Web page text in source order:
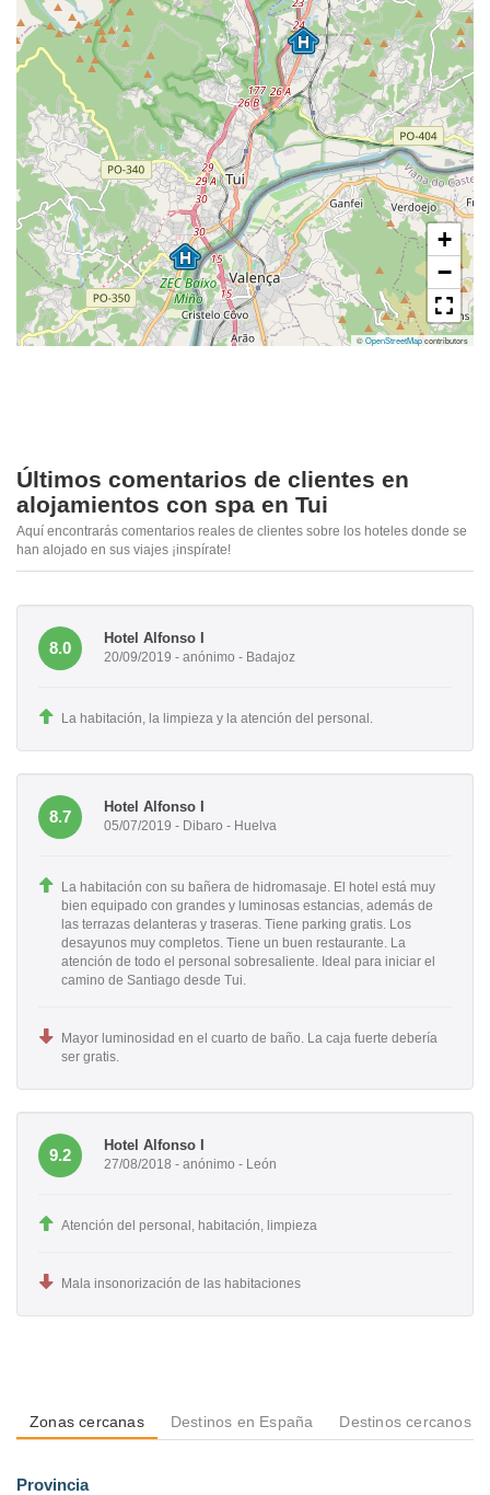
+
−
©OpenStreetMapcontributors
Últimos comentarios de clientes en
alojamientos con spa en Tui
Aquí encontrarás comentarios reales de clientes sobre los hoteles donde se
han alojado en sus viajes ¡inspírate!
8.0
Hotel Alfonso I
20/09/2019 - anónimo - Badajoz
La habitación, la limpieza y la atención del personal.
8.7
Hotel Alfonso I
05/07/2019 - Dibaro - Huelva
La habitación con su bañera de hidromasaje. El hotel está muy
bien equipado con grandes y luminosas estancias, además de
las terrazas delanteras y traseras. Tiene parking gratis. Los
desayunos muy completos. Tiene un buen restaurante. La
atención de todo el personal sobresaliente. Ideal para iniciar el
camino de Santiago desde Tui.
Mayor luminosidad en el cuarto de baño. La caja fuerte debería
ser gratis.
9.2
Hotel Alfonso I
27/08/2018 - anónimo - León
Atención del personal, habitación, limpieza
Mala insonorización de las habitaciones
Zonas cercanas Destinos en España Destinos cercanos a
Provincia